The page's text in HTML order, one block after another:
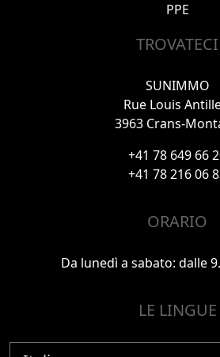
PPE
TROVATECI
SUNIMMO
Rue Louis
3963 Crans-
+41 78 649 66
+41 78 216 06
ORARIO
Da lunedì a sabato: dalle
LE LINGUE